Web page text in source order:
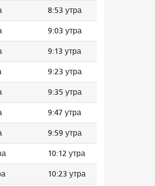
8:53 утра
9:03 утра
9:13 утра
9:23 утра
9:35 утра
9:47 утра
9:59 утра
10:12 утра
10:23 утра